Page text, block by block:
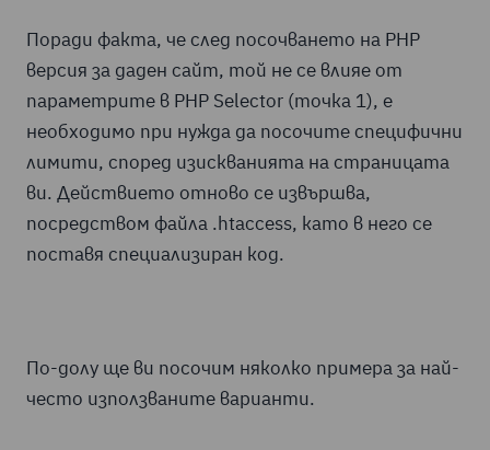
Поради факта, че след посочването на PHP
версия за даден сайт, той не се влияе от
параметрите в PHP Selector (точка 1), е
необходимо при нужда да посочите специфични
лимити, според изискванията на страницата
ви. Действието отново се извършва,
посредством файла .htaccess, като в него се
поставя специализиран код.
По-долу ще ви посочим няколко примера за най-
често използваните варианти.